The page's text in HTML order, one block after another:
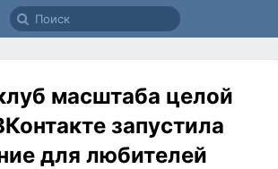
масштаба целой
запустила
для любителей